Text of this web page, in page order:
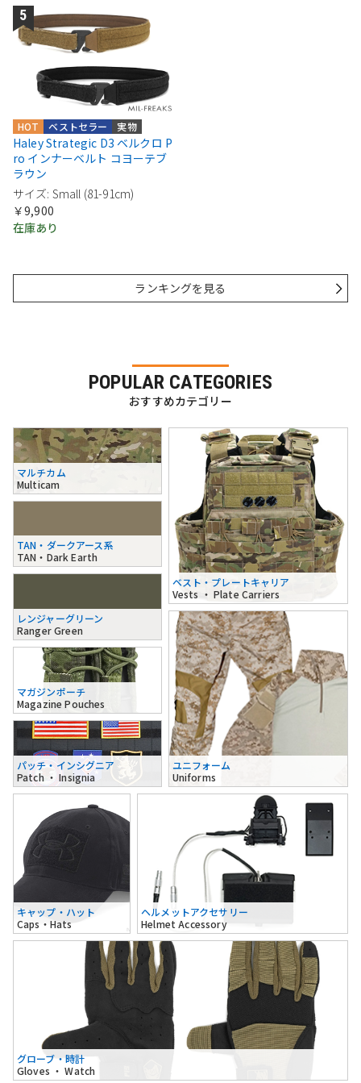
実物
ベストセラー
HOT
Haley Strategic D3 ベルクロ P
ro インナーベルト コヨーテブ
ラウン
サイズ: Small (81-91cm)
￥9,900
在庫あり
ランキングを見る
POPULAR CATEGORIES
おすすめカテゴリー
マルチカム
Multicam
TAN・ダークアース系
TAN・Dark Earth
レンジャーグリーン
Ranger Green
ベスト・プレートキャリア
Vests ・ Plate Carriers
マガジンポーチ
Magazine Pouches
パッチ・インシグニア
Patch ・ Insignia
ユニフォーム
Uniforms
キャップ・ハット
Caps・Hats
ヘルメットアクセサリー
Helmet Accessory
グローブ・時計
Gloves ・ Watch